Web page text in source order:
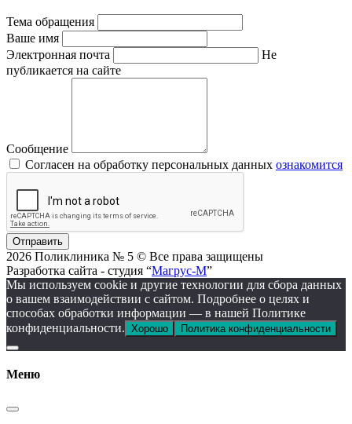
Тема обращения
Ваше имя
Электронная почта
Не
публикается на сайте
Сообщение
Согласен на обработку персональных данных ознакомится
Отправить
2026 Поликлиника № 5 © Все права защищены
Разработка сайта - студия “Магрус-М”
Мы используем cookie и другие технологии для сбора данных
о вашем взаимодействии с сайтом. Подробнее о целях и
способах обработки информации — в нашей Политике
конфиденциальности. Хорошо Политика конфиденциальности
Меню